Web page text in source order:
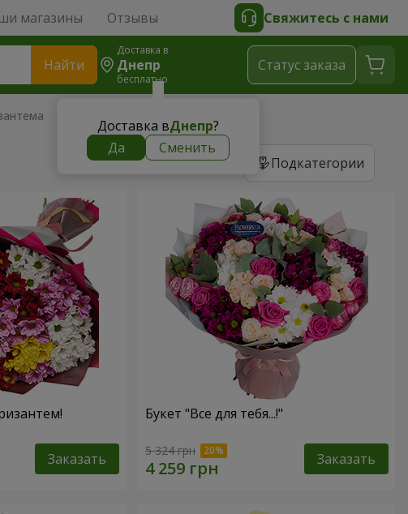
магазины Отзывы Свяжитесь с нами
Найти
Доставка в
Днепр
бесплатно
Доставка вДнепр?
Да
Сменить
Cтатус заказа
Подкатегории
Заказать
Букет "Все для тебя...!"
5 324 грн Заказать